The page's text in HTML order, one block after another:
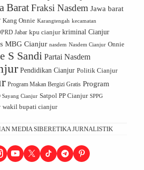
BaratFraksi Nasdem Jawa barat
Kang Onnie Karangtengah kecamatan
Jabar kpu cianjur kriminal Cianjur
MBG Cianjur nasdem Nasdem Cianjur Onnie
S Sandi Partai Nasdem
Pendidikan Cianjur Politik Cianjur
Program Makan Bergizi Gratis Program
Sayang Cianjur Satpol PP Cianjur SPPG
wakil bupati cianjur
MEDIA SIBERETIKA JURNALISTIK